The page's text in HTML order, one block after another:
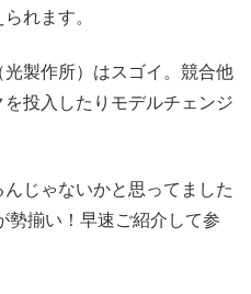
れます。
製作所）はスゴイ。競合他
投入したりモデルチェンジ
じゃないかと思ってました
勢揃い！早速ご紹介して参